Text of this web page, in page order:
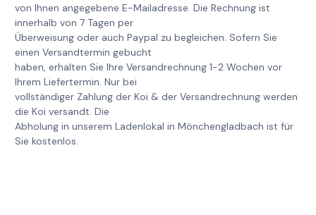
von Ihnen angegebene E-Mailadresse. Die Rechnung ist
innerhalb von 7 Tagen per
Überweisung oder auch Paypal zu begleichen. Sofern Sie
einen Versandtermin gebucht
haben, erhalten Sie Ihre Versandrechnung 1-2 Wochen vor
Ihrem Liefertermin. Nur bei
vollständiger Zahlung der Koi & der Versandrechnung werden
die Koi versandt. Die
Abholung in unserem Ladenlokal in Mönchengladbach ist für
Sie kostenlos.